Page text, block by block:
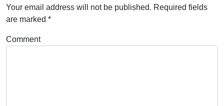
Your email address will not be published. Required fields
are marked *
Comment